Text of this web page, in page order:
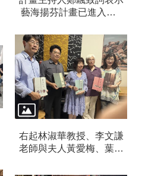
藝海揚芬計畫已進入第5
藝術家
右起林淑華教授、李文謙
老師與夫人黃愛梅、葉于